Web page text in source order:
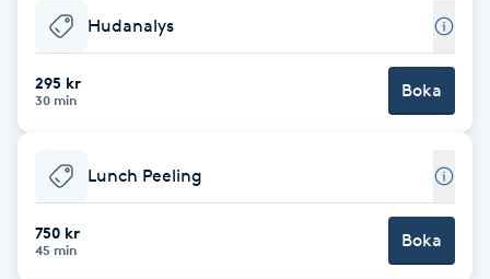
Brynplockning
Bröllopsuppsättning
C
Celluliter
Coachning
Hudanalys
295 kr
30 min Boka
Lunch Peeling
750 kr
45 min Boka